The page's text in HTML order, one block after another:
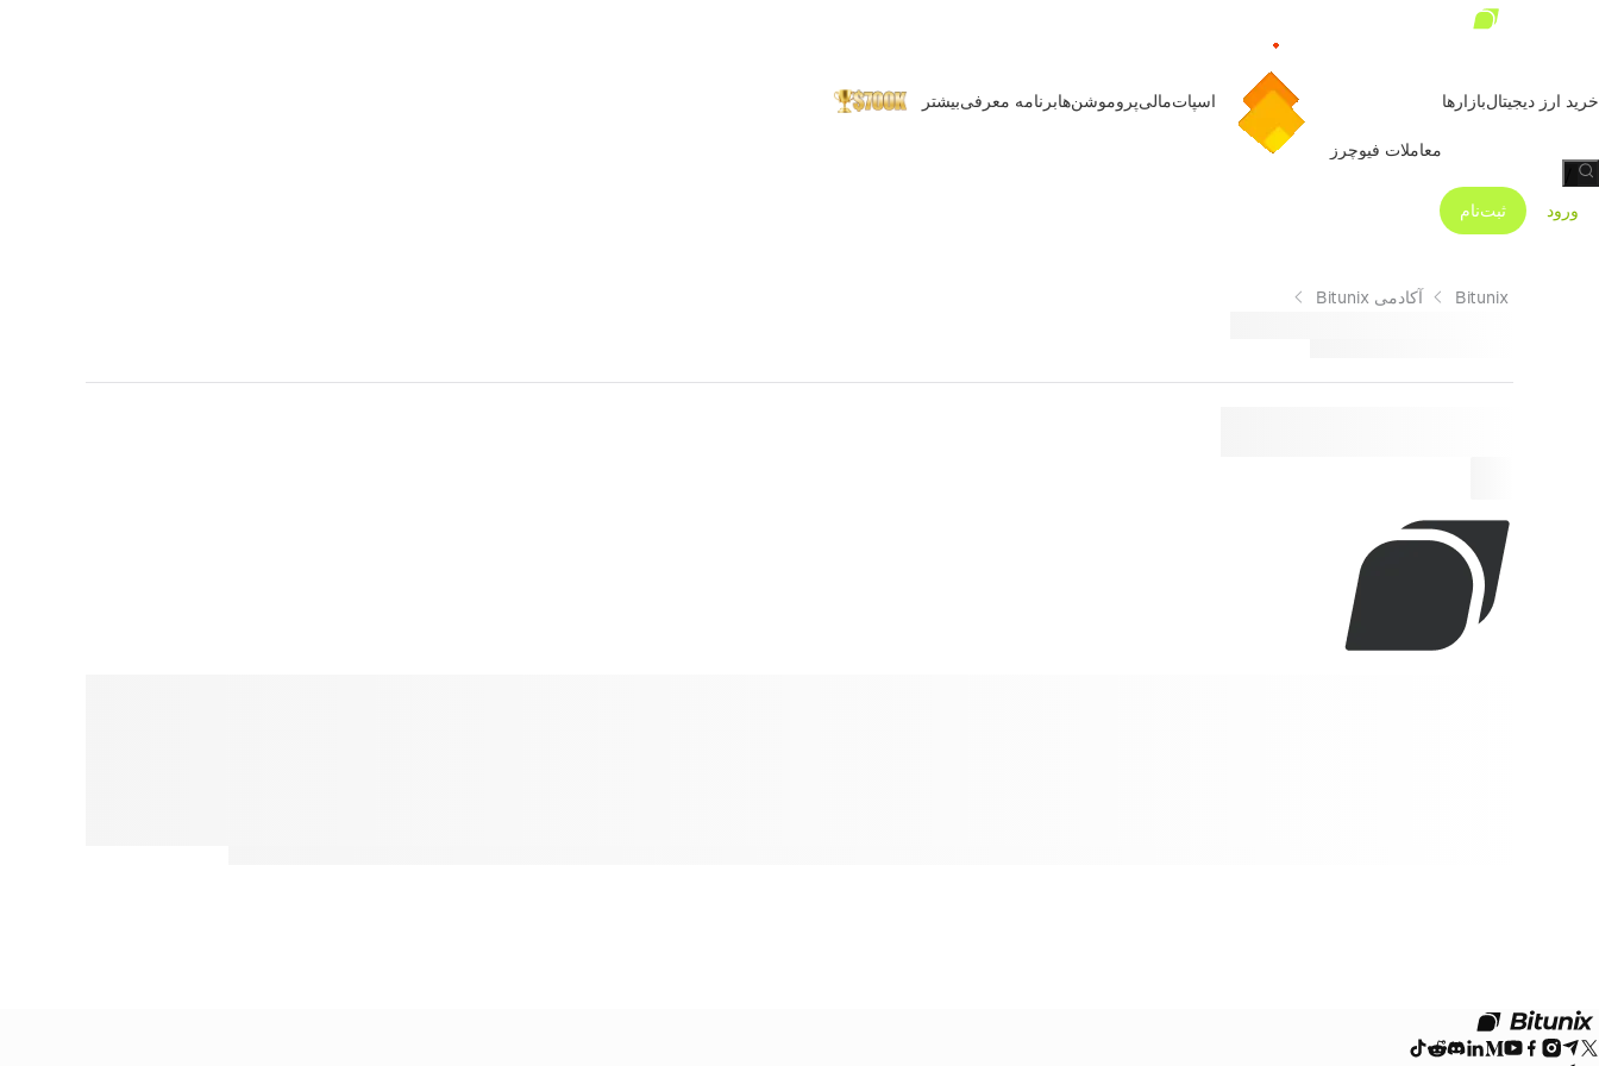
خرید ارز دیجیتالبازارها
معاملات فیوچرز
اسپاتمالیپروموشن‌هابرنامه معرفیبیشتر
ورود
ثبت‌نام
Bitunix آکادمی Bitunix